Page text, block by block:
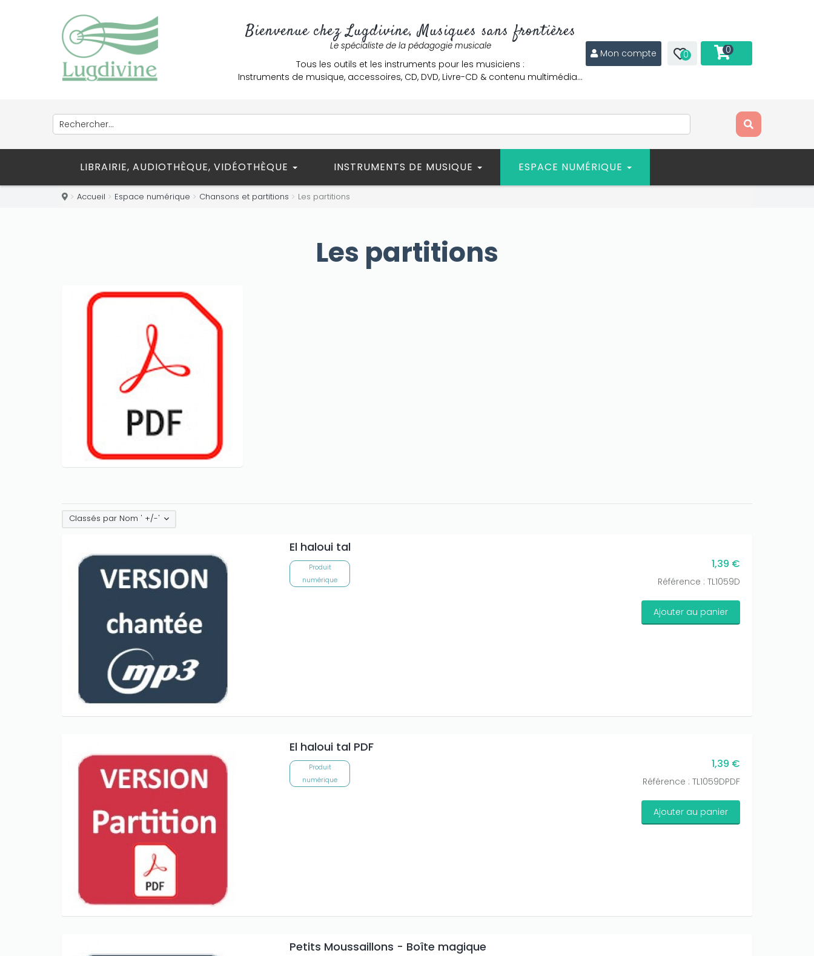
Bienvenue chez Lugdivine, Musiques sans frontières
Le spécialiste de la pédagogie musicale
Tous les outils et les instruments pour les musiciens :
Instruments de musique, accessoires, CD, DVD, Livre-CD & contenu multimédia…
Mon compte 0 0
LIBRAIRIE, AUDIOTHÈQUE, VIDÉOTHÈQUE INSTRUMENTS DE MUSIQUE ESPACE NUMÉRIQUE
Accueil Espace numérique Chansons et partitions Les partitions
Les partitions
Classés par Nom ' +/-'
El haloui tal
Produit
numérique
1,39 €
Référence : TL1059D
Ajouter au panier
El haloui tal PDF
Produit
numérique
1,39 €
Référence : TL1059DPDF
Ajouter au panier
Petits Moussaillons - Boîte magique